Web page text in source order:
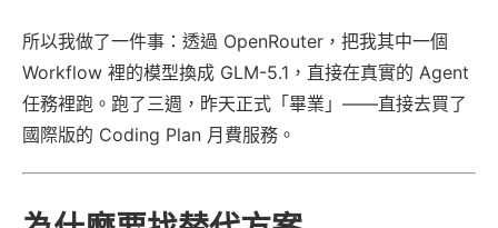
所以我做了一件事：透過 OpenRouter，把我其中一個
Workflow 裡的模型換成 GLM-5.1，直接在真實的 Agent
任務裡跑。跑了三週，昨天正式「畢業」——直接去買了
國際版的 Coding Plan 月費服務。